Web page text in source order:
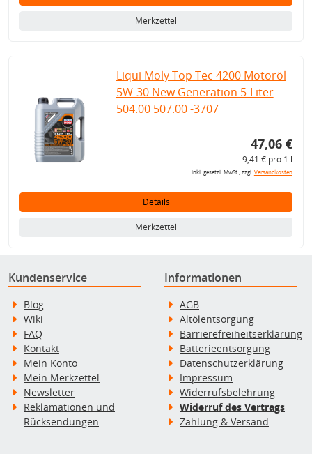
Merkzettel
Liqui Moly Top Tec 4200 Motoröl
5W-30 New Generation 5-Liter
504.00 507.00 -3707
47,06 €
9,41 € pro 1 l
inkl. gesetzl. MwSt., zzgl.Versandkosten
Details
Merkzettel
Kundenservice
Blog
Wiki
FAQ
Kontakt
Mein Konto
Mein Merkzettel
Newsletter
Reklamationen und
Rücksendungen
Informationen
AGB
Altölentsorgung
Barrierefreiheitserklärung
Batterieentsorgung
Datenschutzerklärung
Impressum
Widerrufsbelehrung
Widerruf des Vertrags
Zahlung & Versand